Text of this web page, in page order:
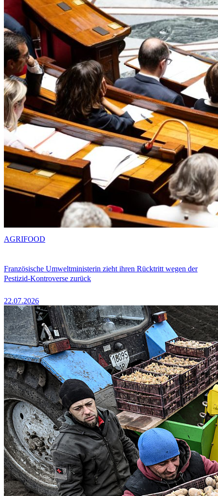
Französische Umweltministerin zieht ihren Rücktritt wegen der
Pestizid-Kontroverse zurück
22.07.2026
AGRIFOOD